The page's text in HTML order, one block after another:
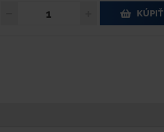
KÚPIŤ